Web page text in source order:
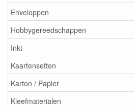
Enveloppen
Hobbygereedschappen
Inkt
Kaartensetten
Karton / Papier
Kleefmaterialen